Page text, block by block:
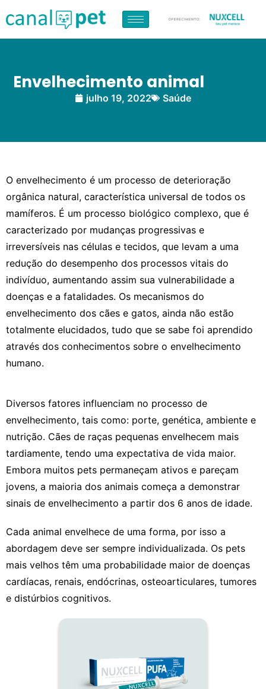
Envelhecimento animal
julho 19, 2022 Saúde
O envelhecimento é um processo de deterioração
orgânica natural, característica universal de todos os
mamíferos. É um processo biológico complexo, que é
caracterizado por mudanças progressivas e
irreversíveis nas células e tecidos, que levam a uma
redução do desempenho dos processos vitais do
indivíduo, aumentando assim sua vulnerabilidade a
doenças e a fatalidades. Os mecanismos do
envelhecimento dos cães e gatos, ainda não estão
totalmente elucidados, tudo que se sabe foi aprendido
através dos conhecimentos sobre o envelhecimento
humano.
Diversos fatores influenciam no processo de
envelhecimento, tais como: porte, genética, ambiente e
nutrição. Cães de raças pequenas envelhecem mais
tardiamente, tendo uma expectativa de vida maior.
Embora muitos pets permaneçam ativos e pareçam
jovens, a maioria dos animais começa a demonstrar
sinais de envelhecimento a partir dos 6 anos de idade.
Cada animal envelhece de uma forma, por isso a
abordagem deve ser sempre individualizada. Os pets
mais velhos têm uma probabilidade maior de doenças
cardíacas, renais, endócrinas, osteoarticulares, tumores
e distúrbios cognitivos.